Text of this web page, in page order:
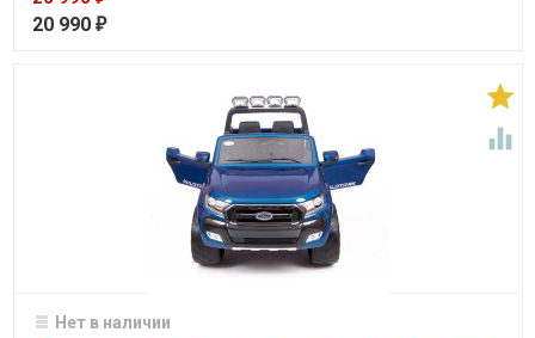
20 990 ₽


Нет в наличии